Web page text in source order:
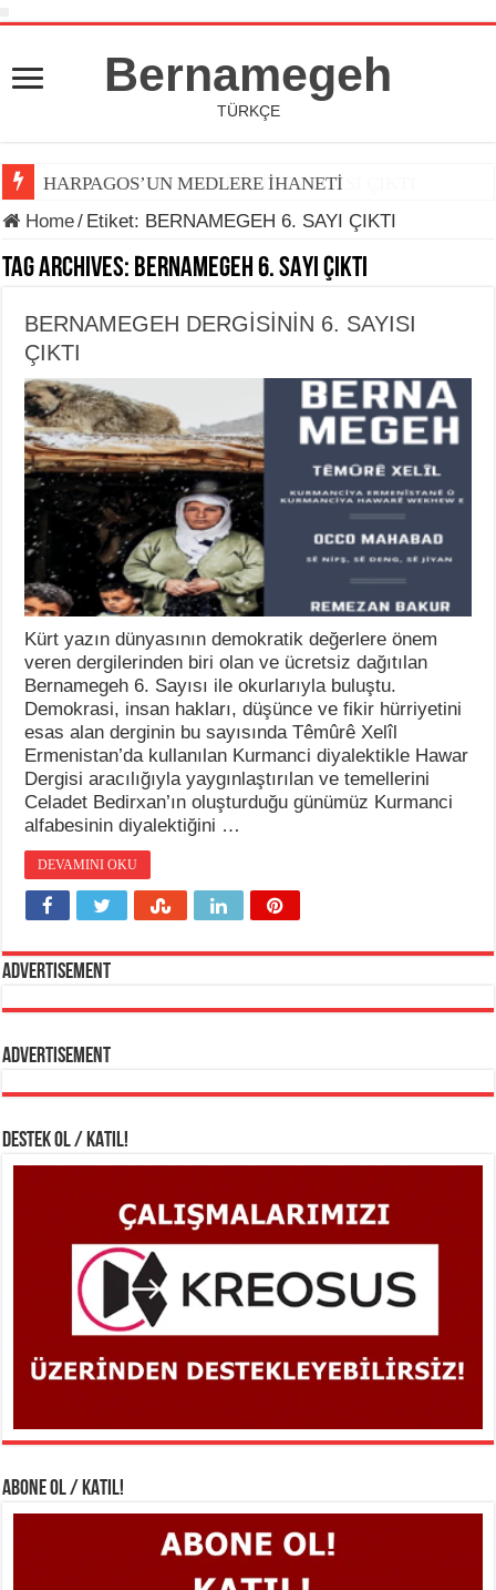
Bernamegeh
TÜRKÇE
HARPAGOS’UN MEDLERE İHANETİ
Home/ Etiket: BERNAMEGEH 6. SAYI ÇIKTI
Tag Archives: BERNAMEGEH 6. SAYI ÇIKTI
BERNAMEGEH DERGİSİNİN 6. SAYISI
ÇIKTI
Kürt yazın dünyasının demokratik değerlere önem
veren dergilerinden biri olan ve ücretsiz dağıtılan
Bernamegeh 6. Sayısı ile okurlarıyla buluştu.
Demokrasi, insan hakları, düşünce ve fikir hürriyetini
esas alan derginin bu sayısında Têmûrê Xelîl
Ermenistan’da kullanılan Kurmanci diyalektikle Hawar
Dergisi aracılığıyla yaygınlaştırılan ve temellerini
Celadet Bedirxan’ın oluşturduğu günümüz Kurmanci
alfabesinin diyalektiğini …
DEVAMINI OKU
Advertisement
Advertisement
DESTEK OL / KATIL!
ABONE OL / KATIL!